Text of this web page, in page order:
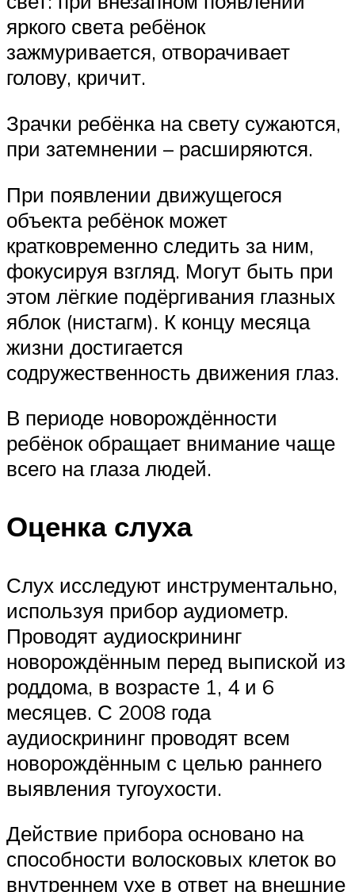
яркого света ребёнок
зажмуривается, отворачивает
голову, кричит.
Зрачки ребёнка на свету сужаются,
при затемнении – расширяются.
При появлении движущегося
объекта ребёнок может
кратковременно следить за ним,
фокусируя взгляд. Могут быть при
этом лёгкие подёргивания глазных
яблок (нистагм). К концу месяца
жизни достигается
содружественность движения глаз.
В периоде новорождённости
ребёнок обращает внимание чаще
всего на глаза людей.
Оценка слуха
Слух исследуют инструментально,
используя прибор аудиометр.
Проводят аудиоскрининг
новорождённым перед выпиской из
роддома, в возрасте 1, 4 и 6
месяцев. С 2008 года
аудиоскрининг проводят всем
новорождённым с целью раннего
выявления тугоухости.
Действие прибора основано на
способности волосковых клеток во
внутреннем ухе в ответ на внешние